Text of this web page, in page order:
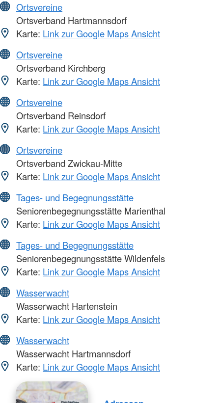
Ortsvereine
Ortsverband Hartmannsdorf
Karte: Link zur Google Maps Ansicht
Ortsvereine
Ortsverband Kirchberg
Karte: Link zur Google Maps Ansicht
Ortsvereine
Ortsverband Reinsdorf
Karte: Link zur Google Maps Ansicht
Ortsvereine
Ortsverband Zwickau-Mitte
Karte: Link zur Google Maps Ansicht
Tages- und Begegnungsstätte
Seniorenbegegnungsstätte Marienthal
Karte: Link zur Google Maps Ansicht
Tages- und Begegnungsstätte
Seniorenbegegnungsstätte Wildenfels
Karte: Link zur Google Maps Ansicht
Wasserwacht
Wasserwacht Hartenstein
Karte: Link zur Google Maps Ansicht
Wasserwacht
Wasserwacht Hartmannsdorf
Karte: Link zur Google Maps Ansicht